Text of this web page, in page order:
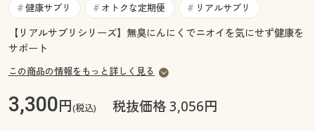
ご利用ガイド
よくある質問とお問い合わせ
# 健康サプリ # オトクな定期便 # リアルサプリ
【リアルサプリシリーズ】無臭にんにくでニオイを気にせず健康を
サポート
この商品の情報をもっと詳しく見る
3,300円(税込) 税抜価格 3,056円